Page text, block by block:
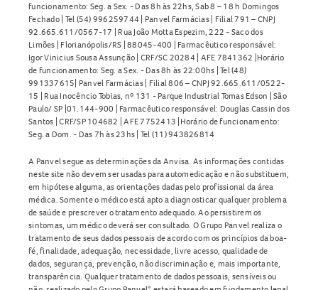
funcionamento: Seg. a Sex. - Das 8h às 22hs, Sab 8 – 18 h Domingos
Fechado | Tel (54) 996259744 | Panvel Farmácias | Filial 791 – CNPJ
92.665.611/0567-17 | Rua João Motta Espezim, 222 - Saco dos
Limões | Florianópolis/RS | 88045-400 | Farmacêutico responsável:
Igor Vinicius Sousa Assunção | CRF/SC 20284 | AFE 7841362 |Horário
de funcionamento: Seg. a Sex. - Das 8h às 22:00hs | Tel (48)
991337615| Panvel Farmácias | Filial 806 – CNPJ 92.665.611/0522-
15 | Rua Inocêncio Tobias, nº 131 - Parque Industrial Tomas Edson | São
Paulo/ SP |01.144-900 | Farmacêutico responsável: Douglas Cassin dos
Santos | CRF/SP 104682 | AFE 7752413 |Horário de funcionamento:
Seg. a Dom. - Das 7h às 23hs | Tel (11) 943826814
A Panvel segue as determinações da Anvisa. As informações contidas
neste site não devem ser usadas para automedicação e não substituem,
em hipótese alguma, as orientações dadas pelo profissional da área
médica. Somente o médico está apto a diagnosticar qualquer problema
de saúde e prescrever o tratamento adequado. Ao persistirem os
sintomas, um médico deverá ser consultado. O Grupo Panvel realiza o
tratamento de seus dados pessoais de acordo com os princípios da boa-
fé, finalidade, adequação, necessidade, livre acesso, qualidade de
dados, segurança, prevenção, não discriminação e, mais importante,
transparência. Qualquer tratamento de dados pessoais, sensíveis ou